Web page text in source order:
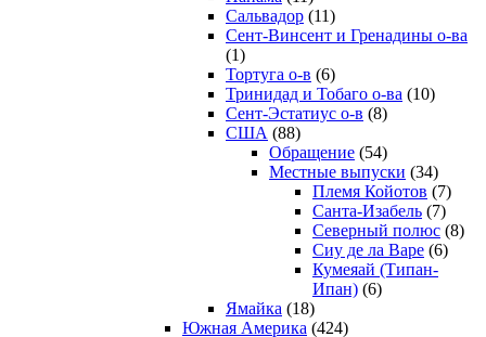
Сальвадор (11)
Сент-Винсент и Гренадины о-ва
(1)
Тортуга о-в (6)
Тринидад и Тобаго о-ва (10)
Сент-Эстатиус о-в (8)
США (88)
Обращение (54)
Местные выпуски (34)
Племя Койотов (7)
Санта-Изабель (7)
Северный полюс (8)
Сиу де ла Варе (6)
Кумеяай (Типан-
Ипан) (6)
Ямайка (18)
Южная Америка (424)